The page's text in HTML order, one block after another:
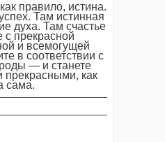
правило, истина.
Там истинная
духа. Там счастье
с прекрасной
и всемогущей
в соответствии с
— и станете
прекрасными, как
сама.